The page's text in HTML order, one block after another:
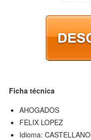
Ficha técnica
AHOGADOS
FELIX LOPEZ
Idioma: CASTELLANO